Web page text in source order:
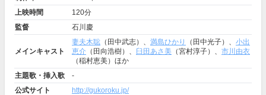
上映時間
120分
監督
石川慶
メインキャスト
妻夫木聡 （田中武志）、 満島ひかり （田中光子）、 小出
恵介 （田向浩樹）、 臼田あさ美 （宮村淳子）、 市川由衣
（稲村恵美）ほか
主題歌・挿入歌
-
公式サイト
http://gukoroku.jp/